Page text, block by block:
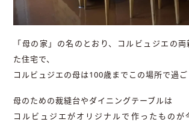
「母の家」の名のとおり、コルビュジエの
た住宅で、
コルビュジエの母は100歳までこの場所で過ご
母のための裁縫台やダイニングテーブルは
コルビュジエがオリジナルで作ったものが